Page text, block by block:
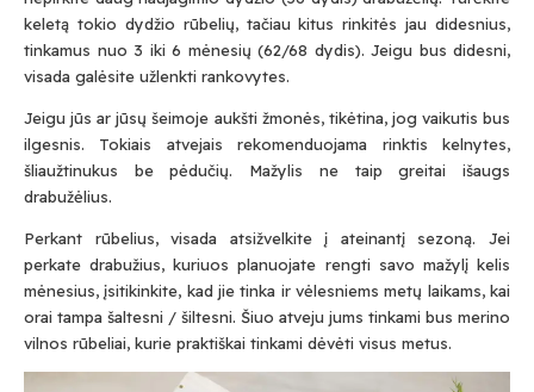
keletą tokio dydžio rūbelių, tačiau kitus rinkitės jau didesnius,
tinkamus nuo 3 iki 6 mėnesių (62/68 dydis). Jeigu bus didesni,
visada galėsite užlenkti rankovytes.
Jeigu jūs ar jūsų šeimoje aukšti žmonės, tikėtina, jog vaikutis bus
ilgesnis. Tokiais atvejais rekomenduojama rinktis kelnytes,
šliaužtinukus be pėdučių. Mažylis ne taip greitai išaugs
drabužėlius.
Perkant rūbelius, visada atsižvelkite į ateinantį sezoną. Jei
perkate drabužius, kuriuos planuojate rengti savo mažylį kelis
mėnesius, įsitikinkite, kad jie tinka ir vėlesniems metų laikams, kai
orai tampa šaltesni / šiltesni. Šiuo atveju jums tinkami bus merino
vilnos rūbeliai, kurie praktiškai tinkami dėvėti visus metus.